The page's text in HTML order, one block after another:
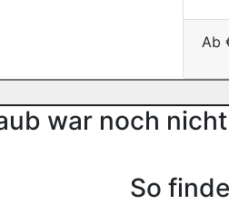
Ab
war noch
So